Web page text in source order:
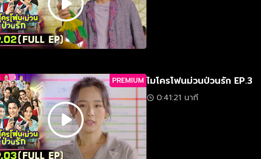
PREMIUM ไมโครโฟนม่วนป่วนรัก EP.3
0:41:21 นาที